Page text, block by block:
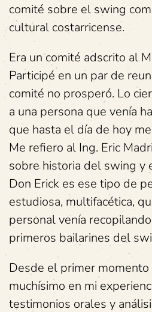
comité sobre el swing
cultural costarricense.
Era un comité adscrito al
Participé en un par de
comité no prosperó. Lo
a una persona que venía
que hasta el día de hoy
Me refiero al Ing. Eric
sobre historia del swing y
Don Erick es ese tipo de
estudiosa, multifacética,
personal venía
primeros bailarines del
Desde el primer
muchísimo en mi
testimonios orales y